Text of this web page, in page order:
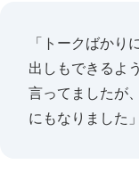
「トークばか
出しもできるよ
言ってましたが
にもなりました」